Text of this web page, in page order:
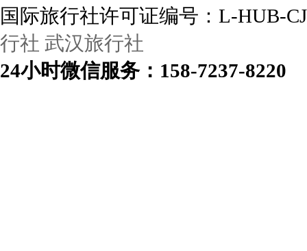
国际旅行社许可证编号：L-HUB-
行社 武汉旅行社
24小时微信服务：158-7237-8220